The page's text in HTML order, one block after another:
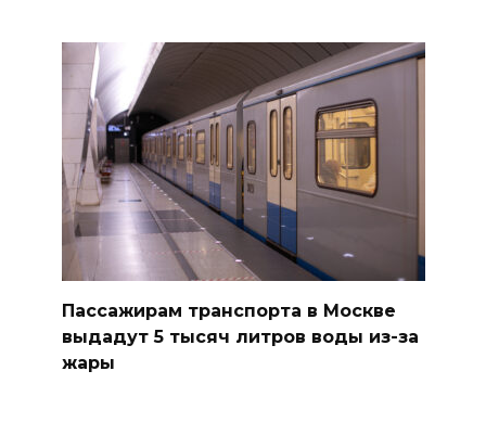
Пассажирам транспорта в Москве
выдадут 5 тысяч литров воды из-за
жары